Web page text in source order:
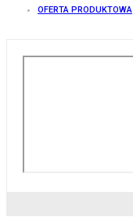
OFERTA PRODUKTOWA